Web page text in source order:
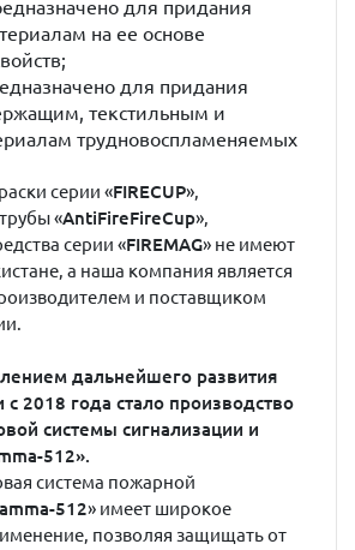
для придания
на ее основе
для придания
текстильным и
трудновоспламеняемых
серии «FIRECUP»,
«AntiFireFireCup»,
серии «FIREMAG» не имеют
а наша компания является
и поставщиком
дальнейшего развития
2018 года стало производство
системы сигнализации и
512».
система пожарной
512» имеет широкое
позволяя защищать от